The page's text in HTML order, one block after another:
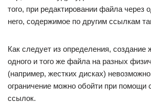
того, при редактировании файла через
него, содержимое по другим ссылкам
Как следует из определения, создание
одного и того же файла на разных
(например, жестких дисках)
ограничение можно обойти при помощи
ссылок.